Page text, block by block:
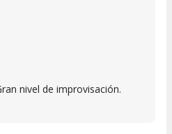
nivel de improvisación.